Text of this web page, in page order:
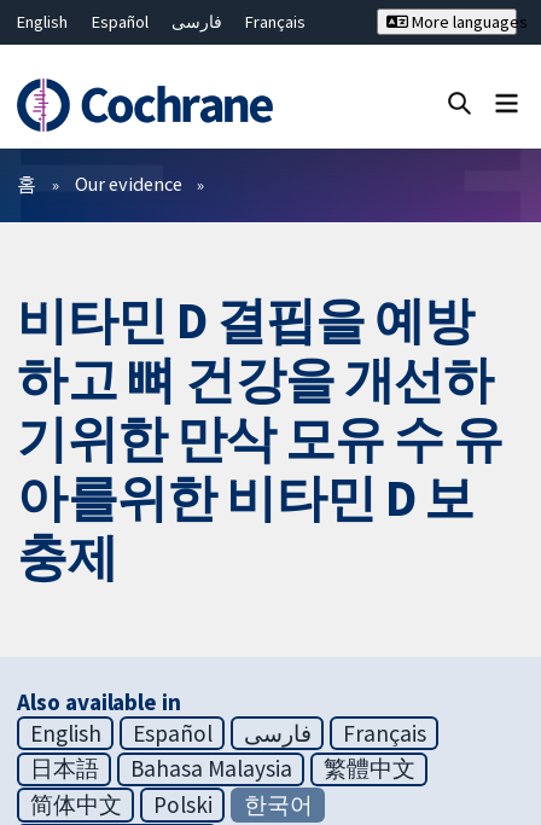
English Español فارسی
Français
Bahasa Malaysia
ไทย
繁體中文
简体中文
More languages
필터
홈 Our evidence
비타민 D 결핍을 예방
하고 뼈 건강을 개선하
기위한 만삭 모유 수 유
아를위한 비타민 D 보
충제
Also available in
English
Español فارسی
Français
日本語
Bahasa Malaysia
繁體中文
简体中文
Polski
한국어